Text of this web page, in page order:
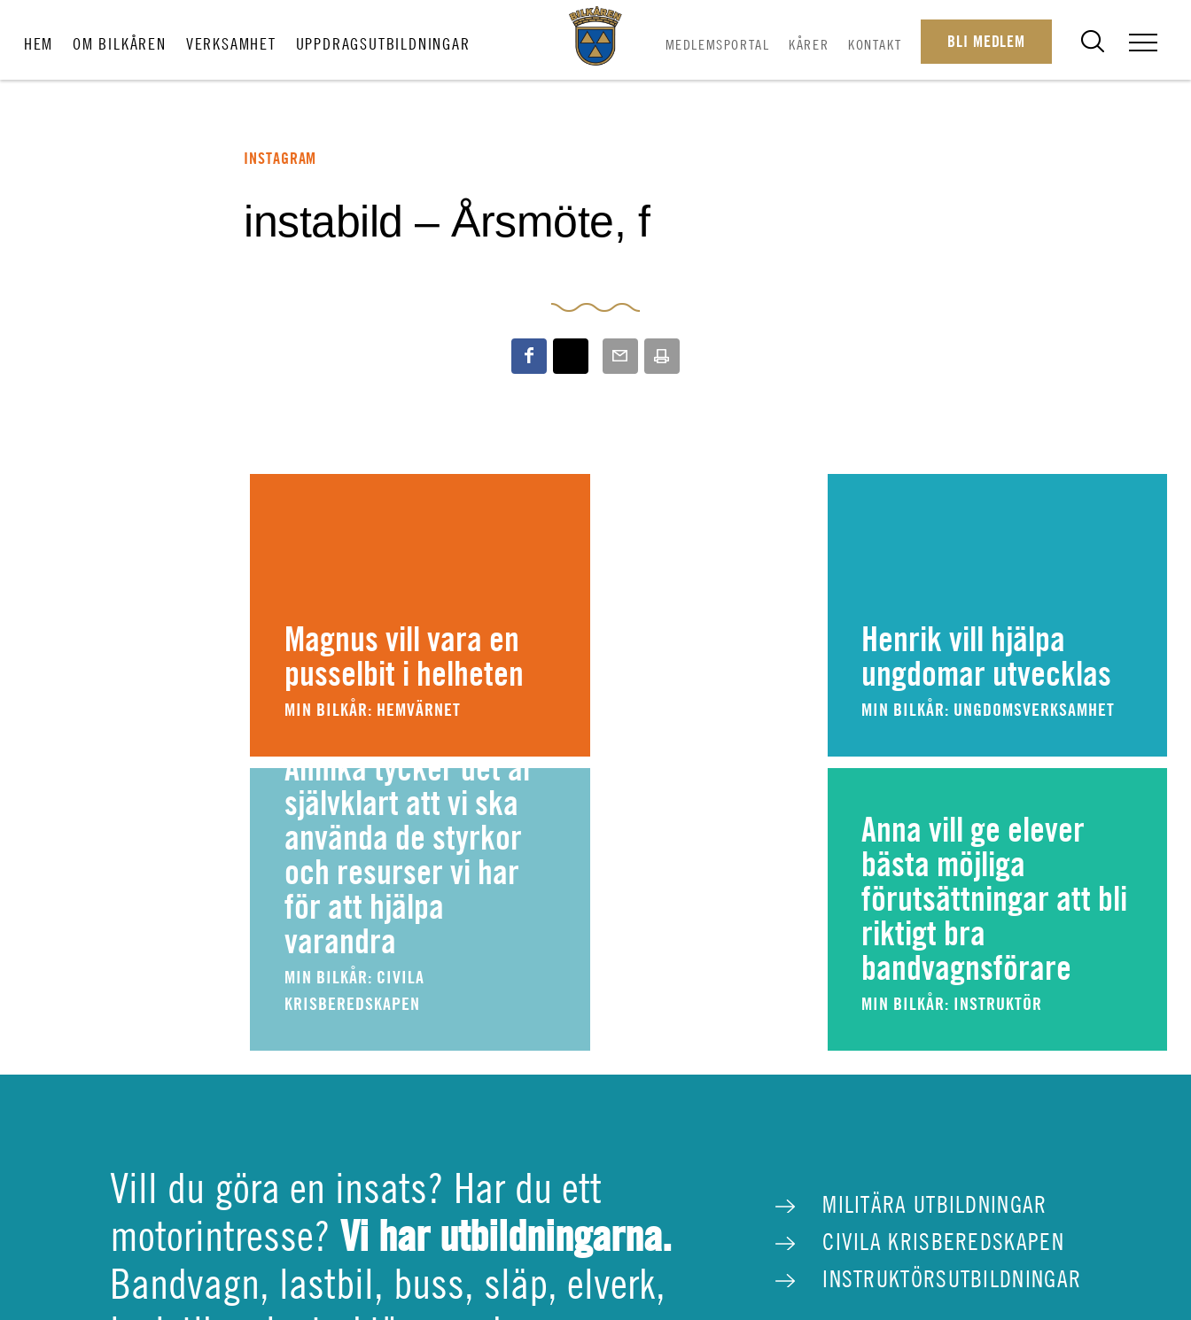
HEM OM BILKÅREN VERKSAMHET UPPDRAGSUTBILDNINGAR MEDLEMSPORTAL KÅRER KONTAKT BLI MEDLEM
INSTAGRAM
instabild – Årsmöte, f
Magnus vill vara en
pusselbit i helheten
MIN BILKÅR: HEMVÄRNET
Henrik vill hjälpa
ungdomar utvecklas
MIN BILKÅR: UNGDOMSVERKSAMHET
Annika tycker det är
självklart att vi ska
använda de styrkor
och resurser vi har
för att hjälpa
varandra
MIN BILKÅR: CIVILA
KRISBEREDSKAPEN
Anna vill ge elever
bästa möjliga
förutsättningar att bli
riktigt bra
bandvagnsförare
MIN BILKÅR: INSTRUKTÖR
Vill du göra en insats? Har du ett
motorintresse? Vi har utbildningarna.
Bandvagn, lastbil, buss, släp, elverk,
MILITÄRA UTBILDNINGAR
CIVILA KRISBEREDSKAPEN
INSTRUKTÖRSUTBILDNINGAR